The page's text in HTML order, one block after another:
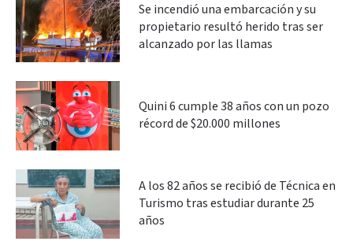
Se incendió una embarcación y su
propietario resultó herido tras ser
alcanzado por las llamas
Quini 6 cumple 38 años con un pozo
récord de $20.000 millones
A los 82 años se recibió de Técnica en
Turismo tras estudiar durante 25
años